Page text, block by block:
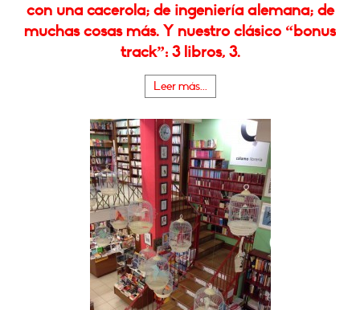
con una cacerola; de ingeniería alemana; de
muchas cosas más. Y nuestro clásico “bonus
track”: 3 libros, 3.
Leer más...